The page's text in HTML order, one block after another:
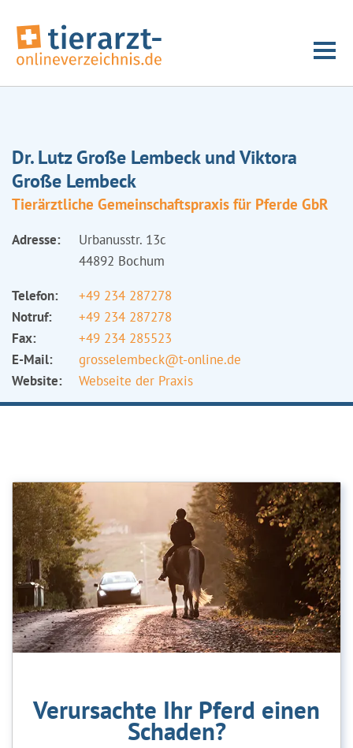
Dr. Lutz Große Lembeck und Viktora
Große Lembeck
Tierärztliche Gemeinschaftspraxis für Pferde GbR
Adresse:
Urbanusstr. 13c
44892 Bochum
Telefon:
+49 234 287278
Notruf:
+49 234 287278
Fax:
+49 234 285523
E-Mail:
grosselembeck@t-online.de
Website:
Webseite der Praxis
Verursachte Ihr Pferd einen
Schaden?